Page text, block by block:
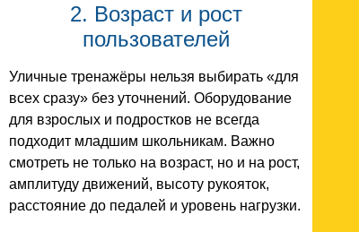
2. Возраст и рост
пользователей
Уличные тренажёры нельзя выбирать «для
всех сразу» без уточнений. Оборудование
для взрослых и подростков не всегда
подходит младшим школьникам. Важно
смотреть не только на возраст, но и на рост,
амплитуду движений, высоту рукояток,
расстояние до педалей и уровень нагрузки.